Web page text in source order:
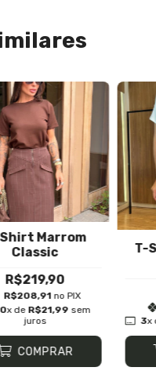
Marrom
Classic
R$219,90
R$208,91 no PIX
x de R$21,99 sem
juros
COMPRAR
T-
3x